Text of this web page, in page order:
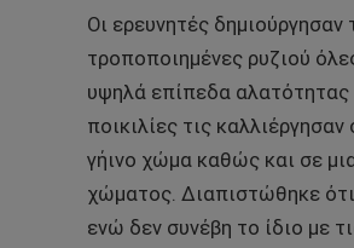
Οι ερευνητές δημιούργησαν
τροποποιημένες ρυζιού
υψηλά επίπεδα αλατότητας
ποικιλίες τις
γήινο χώμα καθώς και σε
χώματος. Διαπιστώθηκε
ενώ δεν συνέβη το ίδιο με